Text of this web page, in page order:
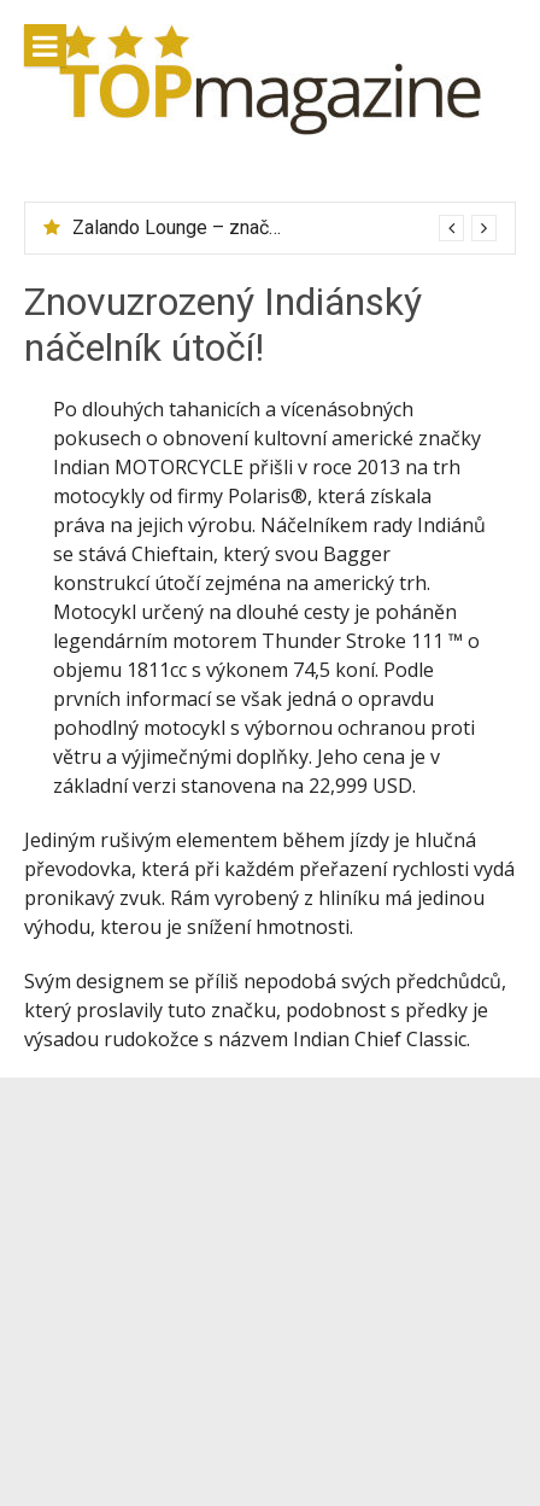
obsah
Zalando Lounge – značkové oblečení se slevou až 75 %
Znovuzrozený Indiánský
náčelník útočí!
Po dlouhých tahanicích a vícenásobných
pokusech o obnovení kultovní americké značky
Indian MOTORCYCLE přišli v roce 2013 na trh
motocykly od firmy Polaris®, která získala
práva na jejich výrobu. Náčelníkem rady Indiánů
se stává Chieftain, který svou Bagger
konstrukcí útočí zejména na americký trh.
Motocykl určený na dlouhé cesty je poháněn
legendárním motorem Thunder Stroke 111 ™ o
objemu 1811cc s výkonem 74,5 koní. Podle
prvních informací se však jedná o opravdu
pohodlný motocykl s výbornou ochranou proti
větru a výjimečnými doplňky. Jeho cena je v
základní verzi stanovena na 22,999 USD.
Jediným rušivým elementem během jízdy je hlučná
převodovka, která při každém přeřazení rychlosti vydá
pronikavý zvuk. Rám vyrobený z hliníku má jedinou
výhodu, kterou je snížení hmotnosti.
Svým designem se příliš nepodobá svých předchůdců,
který proslavily tuto značku, podobnost s předky je
výsadou rudokožce s názvem Indian Chief Classic.